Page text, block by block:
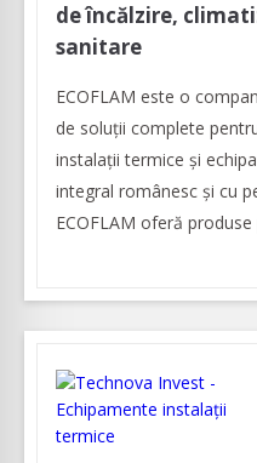
de încălzire,
sanitare
ECOFLAM este o
de soluții complete
instalații termice și
integral românesc și cu
ECOFLAM oferă